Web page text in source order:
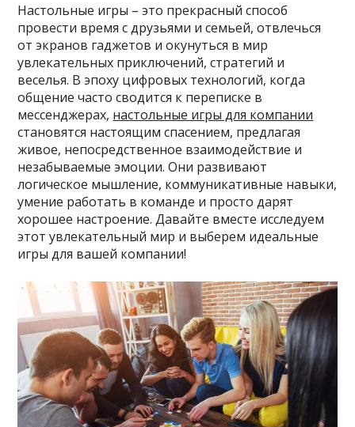
Настольные игры – это прекрасный способ
провести время с друзьями и семьей, отвлечься
от экранов гаджетов и окунуться в мир
увлекательных приключений, стратегий и
веселья. В эпоху цифровых технологий, когда
общение часто сводится к переписке в
мессенджерах, настольные игры для компании
становятся настоящим спасением, предлагая
живое, непосредственное взаимодействие и
незабываемые эмоции. Они развивают
логическое мышление, коммуникативные навыки,
умение работать в команде и просто дарят
хорошее настроение. Давайте вместе исследуем
этот увлекательный мир и выберем идеальные
игры для вашей компании!